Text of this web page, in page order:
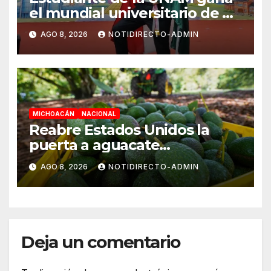
el mundial universitario de Go
en China
AGO 8, 2026 NOTIDIRECTO-ADMIN
MICHOACÁN NACIONAL
Reabre Estados Unidos la
puerta a aguacate
michoacano de forma
“gradual”
AGO 8, 2026 NOTIDIRECTO-ADMIN
Deja un comentario